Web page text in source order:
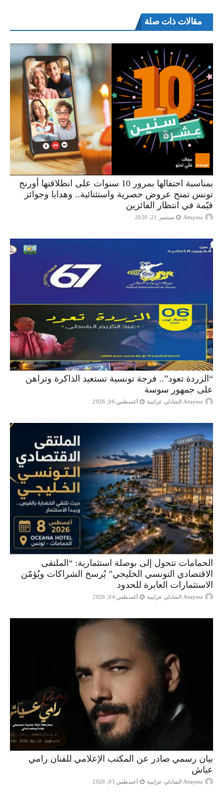
مقالات ذات صلة
بمناسبة احتفالها بمرور 10 سنوات على انطلاقتها أورنج
تونس تمنح عروض حصرية واستثنائية.. وهدايا وجوائز
قيّمة في انتظار الفائزين
Attayma سبتمبر 21, 2020
“الزردة تعود”.. فرجة تونسية تستعيد الذاكرة وتراهن
على جمهور سوسة
Attayma الشاذلي عرايبية أغسطس 06, 2026
الحمامات تتحول إلى بوصلة استثمارية: “الملتقى
الاقتصادي التونسي الخليجي” يُرسخ الشراكات ويُؤمّن
الاستثمارات العابرة للحدود
Attayma الشاذلي عرايبية أغسطس 04, 2026
بيان رسمي صادر عن المكتب الإعلامي للفنان رامي
عياش
Attayma الشاذلي عرايبية أغسطس 03, 2026